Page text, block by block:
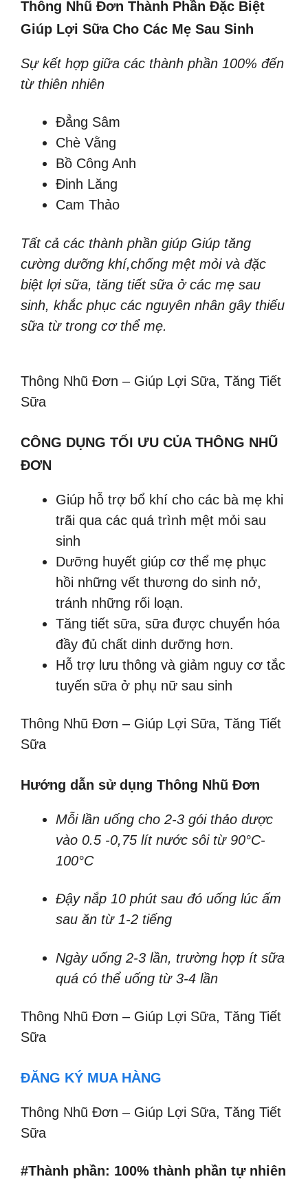
Thông Nhũ Đơn Thành Phần Đặc Biệt
Giúp Lợi Sữa Cho Các Mẹ Sau Sinh
Sự kết hợp giữa các thành phần 100% đến
từ thiên nhiên
Đẳng Sâm
Chè Vằng
Bồ Công Anh
Đinh Lăng
Cam Thảo
Tất cả các thành phần giúp Giúp tăng
cường dưỡng khí,chống mệt mỏi và đặc
biệt lợi sữa, tăng tiết sữa ở các mẹ sau
sinh, khắc phục các nguyên nhân gây thiếu
sữa từ trong cơ thể mẹ.
Thông Nhũ Đơn – Giúp Lợi Sữa, Tăng Tiết
Sữa
CÔNG DỤNG TỐI ƯU CỦA THÔNG NHŨ
ĐƠN
Giúp hỗ trợ bổ khí cho các bà mẹ khi
trãi qua các quá trình mệt mỏi sau
sinh
Dưỡng huyết giúp cơ thể mẹ phục
hồi những vết thương do sinh nở,
tránh những rối loạn.
Tăng tiết sữa, sữa được chuyển hóa
đầy đủ chất dinh dưỡng hơn.
Hỗ trợ lưu thông và giảm nguy cơ tắc
tuyến sữa ở phụ nữ sau sinh
Thông Nhũ Đơn – Giúp Lợi Sữa, Tăng Tiết
Sữa
Hướng dẫn sử dụng Thông Nhũ Đơn
Mỗi lần uống cho 2-3 gói thảo dược
vào 0.5 -0,75 lít nước sôi từ 90°C-
100°C
Đậy nắp 10 phút sau đó uống lúc ấm
sau ăn từ 1-2 tiếng
Ngày uống 2-3 lần, trường hợp ít sữa
quá có thể uống từ 3-4 lần
Thông Nhũ Đơn – Giúp Lợi Sữa, Tăng Tiết
Sữa
ĐĂNG KÝ MUA HÀNG
Thông Nhũ Đơn – Giúp Lợi Sữa, Tăng Tiết
Sữa
#Thành phần: 100% thành phần tự nhiên